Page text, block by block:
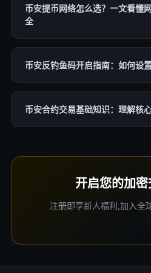
币安提币网络怎么选？一文看懂
全
币安反钓鱼码开启指南：如何设
币安合约交易基础知识：理解核
开启您的加
注册即享新人福利,加入全